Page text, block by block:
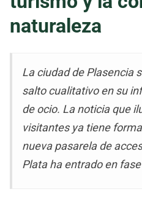
naturaleza
La ciudad de Plasencia
salto cualitativo en su
de ocio. La noticia que
visitantes ya tiene
nueva pasarela de
Plata ha entrado en